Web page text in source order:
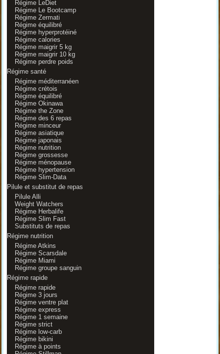
Régime LeDiet
Régime Le Bootcamp
Régime Zermati
Régime équilibré
Régime hyperprotéiné
Régime calories
Régime maigrir 5 kg
Régime maigrir 10 kg
Régime perdre poids
Régime santé
Régime méditerranéen
Régime crétois
Régime équilibré
Régime Okinawa
Régime the Zone
Régime des 6 repas
Régime minceur
Régime asiatique
Régime japonais
Régime nutrition
Régime grossesse
Régime ménopause
Régime hypertension
Régime Slim-Data
Pilule et substitut de repas
Pilule Alli
Weight Watchers
Régime Herbalife
Régime Slim Fast
Substituts de repas
Régime nutrition
Régime Atkins
Régime Scarsdale
Régime Miami
Régime groupe sanguin
Régime rapide
Régime rapide
Régime 3 jours
Régime ventre plat
Régime express
Régime 1 semaine
Régime strict
Régime low-carb
Régime bikini
Régime à points